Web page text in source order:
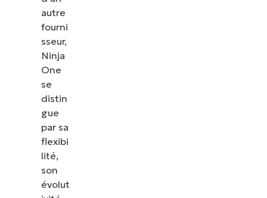
autre
fourni
sseur,
Ninja
One
se
distin
gue
par sa
flexibi
lité,
son
évolut